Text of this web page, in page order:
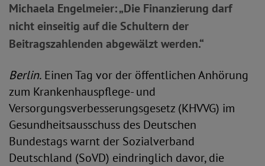
Michaela Engelmeier: „Die Finanzierung darf
nicht einseitig auf die Schultern der
Beitragszahlenden abgewälzt werden.“
Berlin. Einen Tag vor der öffentlichen Anhörung
zum Krankenhauspflege- und
Versorgungsverbesserungsgesetz (KHVVG) im
Gesundheitsausschuss des Deutschen
Bundestags warnt der Sozialverband
Deutschland (SoVD) eindringlich davor, die